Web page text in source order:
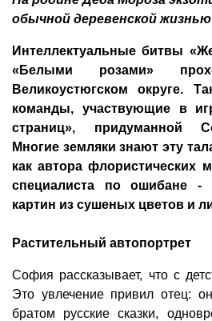
обычной деревенской жизнью
Интеллектуальные битвы
«Белыми розами»
Великоустюгском округе.
команды, участвующие в
страниц», придуманной
Многие земляки знают эту
как автора флористических
специалиста по ошибане -
картин из сушеных цветов и
Растительный автопортрет
София рассказывает, что с
Это увлечение привил отец:
братом русские сказки,